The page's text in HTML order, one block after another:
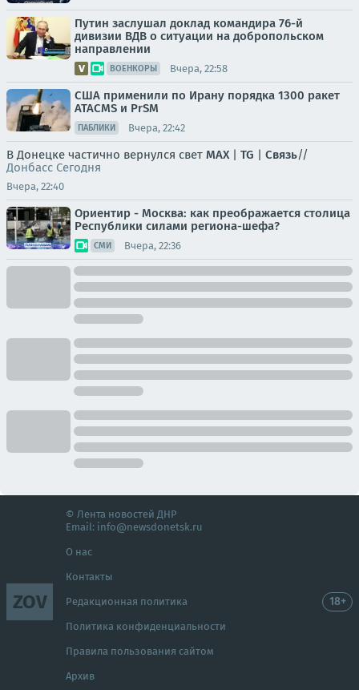
Путин заслушал доклад командира 76-й
дивизии ВДВ о ситуации на добропольском
направлении
ВОЕНКОРЫ Вчера, 22:58
США применили по Ирану порядка 1300 ракет
ATACMS и PrSM
ПАБЛИКИ Вчера, 22:42
В Донецке частично вернулся свет MAX| TG | Связь//
Донбасс Сегодня
Вчера, 22:40
Ориентир - Москва: как преображается столица
Республики силами региона-шефа?
СМИ Вчера, 22:36
ZOV
© Лента новостей ДНР
Email: info@newsdonetsk.ru
О нас
Контакты
Редакционная политика
Политика конфиденциальности
Правила пользования сайтом
Архив
18+